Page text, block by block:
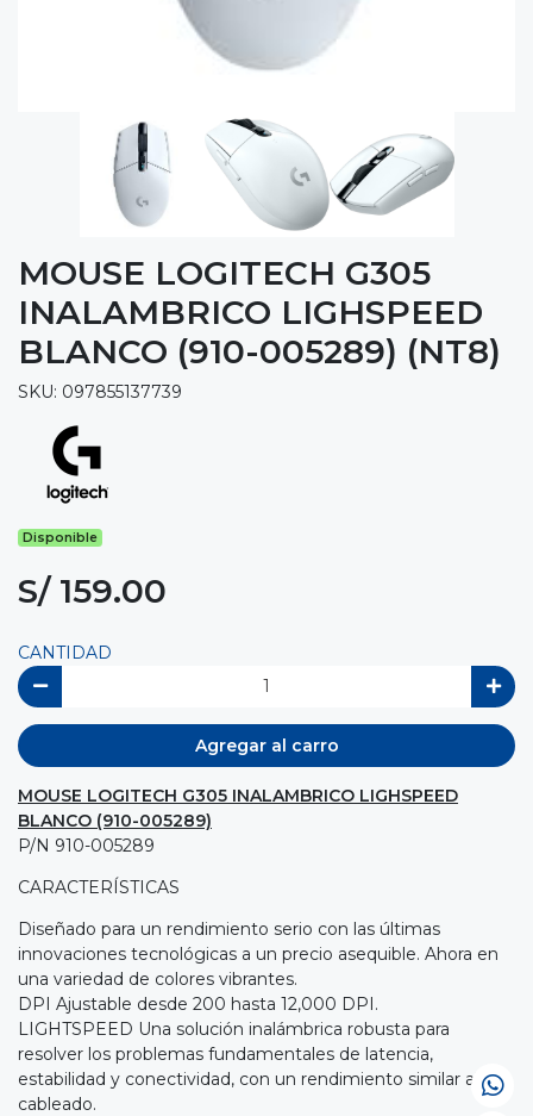
MOUSE LOGITECH G305
INALAMBRICO LIGHSPEED
BLANCO (910-005289) (NT8)
SKU: 097855137739
Disponible
S/ 159.00
CANTIDAD
Agregar al carro
MOUSE LOGITECH G305 INALAMBRICO LIGHSPEED
BLANCO (910-005289)
P/N 910-005289
CARACTERÍSTICAS
Diseñado para un rendimiento serio con las últimas
innovaciones tecnológicas a un precio asequible. Ahora en
una variedad de colores vibrantes.
DPI Ajustable desde 200 hasta 12,000 DPI.
LIGHTSPEED Una solución inalámbrica robusta para
resolver los problemas fundamentales de latencia,
estabilidad y conectividad, con un rendimiento similar al
cableado.